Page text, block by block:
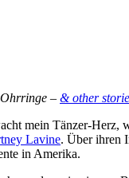
, Ohrringe – & other
mein Tänzer-
Lavine. Über ihren
in Amerika.